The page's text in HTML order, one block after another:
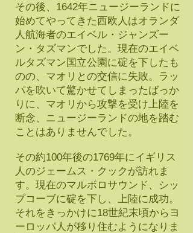
その後、1642年ニュージーランドに
始めてやってきた西欧人はオランダ
人航海者のエイベル・ジャンズー
ン・タズマンでした。現在のエイベ
ルタズマン国立公園に碇を下したも
のの、マオリとの交信に失敗。ラッ
パを吹いて驚かせてしまったばっか
りに、マオリから攻撃を受け上陸を
断念、ニュージーランドの地を踏む
ことはありませんでした。
その約100年後の1769年にイギリス
人のジェームス・クックが訪れま
す。現在のマルボロサウンド、シッ
プコーブに碇を下し、上陸に成功。
それをきっかけに18世紀末頃からヨ
ーロッパ人が移り住むようになりま